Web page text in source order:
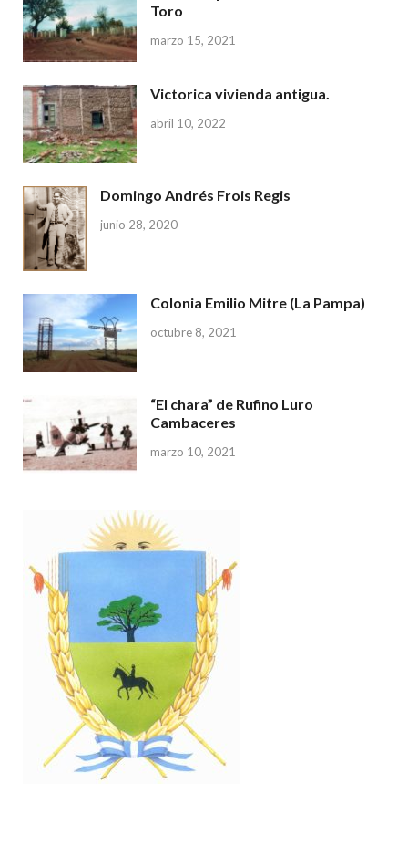
Toro
marzo 15, 2021
Victorica vivienda antigua.
abril 10, 2022
Domingo Andrés Frois Regis
junio 28, 2020
Colonia Emilio Mitre (La Pampa)
octubre 8, 2021
“El chara” de Rufino Luro
Cambaceres
marzo 10, 2021